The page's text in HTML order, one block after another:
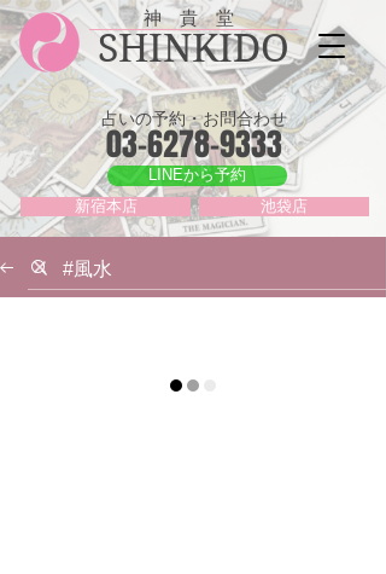
神 貴 堂
SHINKIDO
占いの予約・お問合わせ
03-6278-9333
LINEから予約
新宿本店 池袋店